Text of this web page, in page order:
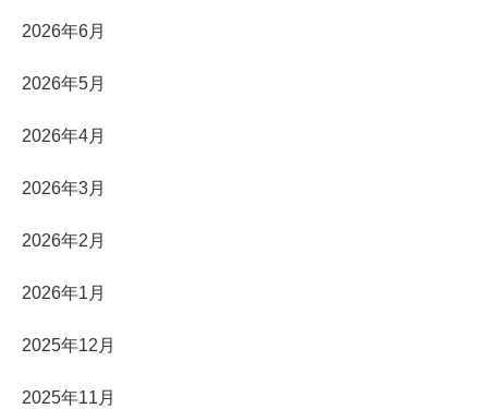
2026年6月
2026年5月
2026年4月
2026年3月
2026年2月
2026年1月
2025年12月
2025年11月